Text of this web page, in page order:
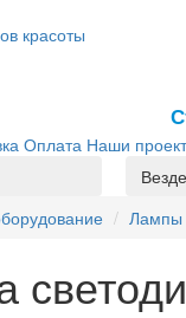
Оплата Наши
Везде
Лампы